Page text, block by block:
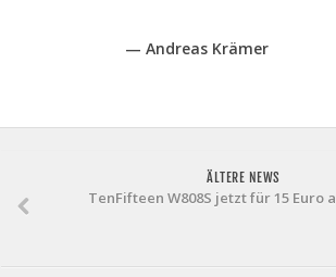
— Andreas Krämer
ÄLTERE NEWS
TenFifteen W808S jetzt für 15 Euro